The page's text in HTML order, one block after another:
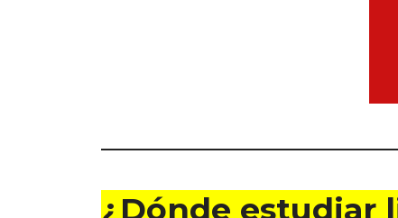
¿Dónde estudiar